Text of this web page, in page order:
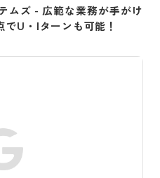
ムズ - 広範な業務が手がけ
U・Iターンも可能！